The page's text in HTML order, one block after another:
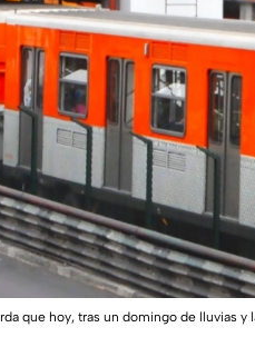
que hoy, tras un domingo de lluvias